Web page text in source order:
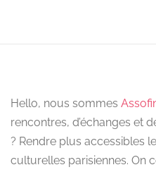
Hello, nous sommes
rencontres, d’échanges et
? Rendre plus accessibles
culturelles parisiennes. On